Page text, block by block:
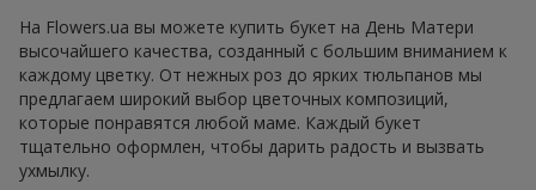
На Flowers.ua вы можете купить букет на День Матери
высочайшего качества, созданный с большим вниманием к
каждому цветку. От нежных роз до ярких тюльпанов мы
предлагаем широкий выбор цветочных композиций,
которые понравятся любой маме. Каждый букет
тщательно оформлен, чтобы дарить радость и вызвать
ухмылку.